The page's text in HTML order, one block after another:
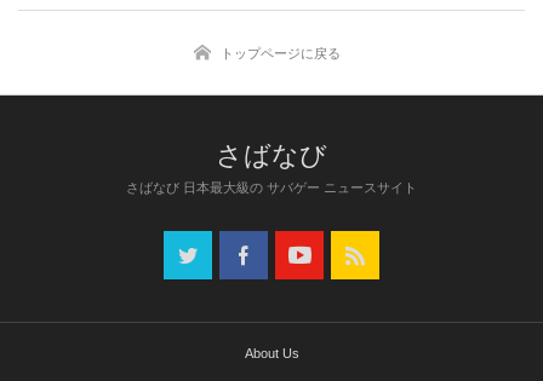
トップページに戻る
さばなび 日本最大級の サバゲー ニュースサイト
About Us